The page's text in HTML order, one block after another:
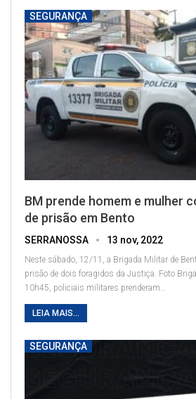
SEGURANÇA
BM prende homem e mulher
de prisão em Bento
SERRANOSSA 13 nov, 2022
Neste sábado, 12/11, a Brigada Militar de
prisão de dois foragidos da Justiça. Foto
10h45, policiais militares prenderam
LEIA MAIS...
SEGURANÇA